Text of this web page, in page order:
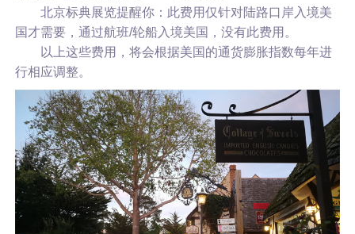
北京标典展览提醒你：此费用仅针对陆路口岸入境美
国才需要，通过航班/轮船入境美国，没有此费用。
以上这些费用，将会根据美国的通货膨胀指数每年进
行相应调整。